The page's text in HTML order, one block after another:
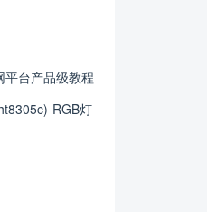
台产品级教程
RGB灯-